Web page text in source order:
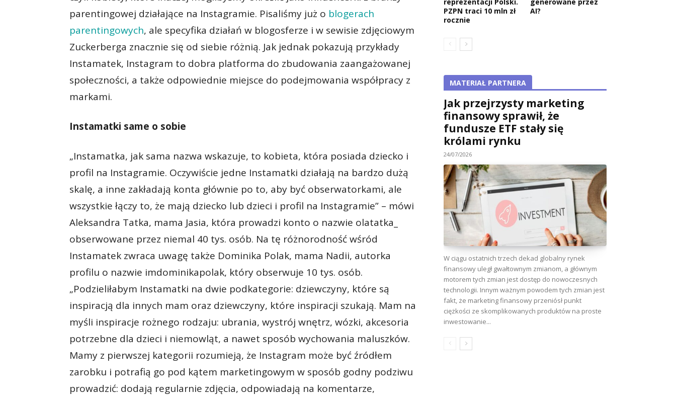
parentingowej działające na Instagramie. Pisaliśmy już o blogerach
parentingowych, ale specyfika działań w blogosferze i w sewisie zdjęciowym
Zuckerberga znacznie się od siebie różnią. Jak jednak pokazują przykłady
Instamatek, Instagram to dobra platforma do zbudowania zaangażowanej
społeczności, a także odpowiednie miejsce do podejmowania współpracy z
markami.
Instamatki same o sobie
„Instamatka, jak sama nazwa wskazuje, to kobieta, która posiada dziecko i
profil na Instagramie. Oczywiście jedne Instamatki działają na bardzo dużą
skalę, a inne zakładają konta głównie po to, aby być obserwatorkami, ale
wszystkie łączy to, że mają dziecko lub dzieci i profil na Instagramie” – mówi
Aleksandra Tatka, mama Jasia, która prowadzi konto o nazwie olatatka_
obserwowane przez niemal 40 tys. osób. Na tę różnorodność wśród
Instamatek zwraca uwagę także Dominika Polak, mama Nadii, autorka
profilu o nazwie imdominikapolak, który obserwuje 10 tys. osób.
„Podzieliłabym Instamatki na dwie podkategorie: dziewczyny, które są
inspiracją dla innych mam oraz dziewczyny, które inspiracji szukają. Mam na
myśli inspiracje rożnego rodzaju: ubrania, wystrój wnętrz, wózki, akcesoria
potrzebne dla dzieci i niemowląt, a nawet sposób wychowania maluszków.
Mamy z pierwszej kategorii rozumieją, że Instagram może być źródłem
zarobku i potrafią go pod kątem marketingowym w sposób godny podziwu
prowadzić: dodają regularnie zdjęcia, odpowiadają na komentarze,
PZPN traci 10 mln zł
rocznie
AI?
MATERIAŁ PARTNERA
Jak przejrzysty marketing
finansowy sprawił, że
fundusze ETF stały się
królami rynku
24/07/2026
W ciągu ostatnich trzech dekad globalny rynek
finansowy uległ gwałtownym zmianom, a głównym
motorem tych zmian jest dostęp do nowoczesnych
technologii. Innym ważnym powodem tych zmian jest
fakt, że marketing finansowy przeniósł punkt
ciężkości ze skomplikowanych produktów na proste
inwestowanie...